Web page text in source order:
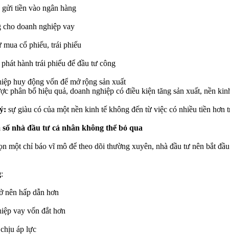
tiền vào ngân hàng
cho doanh nghiệp vay
mua cổ phiếu, trái phiếu
hành trái phiếu để đầu tư công
huy động vốn để mở rộng sản xuất
phân bổ hiệu quả, doanh nghiệp có điều kiện tăng sản xuất, nền
sự giàu có của một nền kinh tế không đến từ việc có nhiều tiền
nhà đầu tư cá nhân không thể bỏ qua
một chỉ báo vĩ mô để theo dõi thường xuyên, nhà đầu tư nên bắt
:
nên hấp dẫn hơn
vay vốn đắt hơn
áp lực